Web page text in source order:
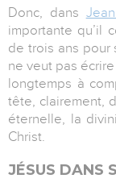
Donc, dans Jean
importante qu’il
de trois ans pour
ne veut pas
longtemps à
tête, clairement,
éternelle, la
Christ.
JÉSUS DANS